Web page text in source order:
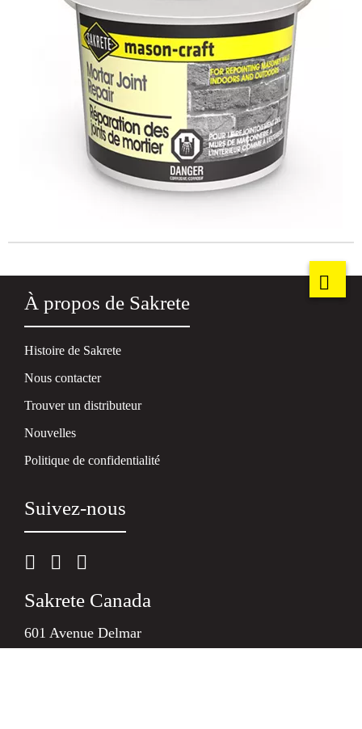
À propos de Sakrete
Histoire de Sakrete
Nous contacter
Trouver un distributeur
Nouvelles
Politique de confidentialité
Suivez-nous
Sakrete Canada
601 Avenue Delmar